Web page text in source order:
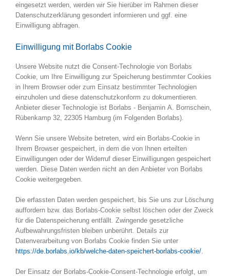
eingesetzt werden, werden wir Sie hierüber im Rahmen dieser
Datenschutzerklärung gesondert informieren und ggf. eine
Einwilligung abfragen.
Einwilligung mit Borlabs Cookie
Unsere Website nutzt die Consent-Technologie von Borlabs
Cookie, um Ihre Einwilligung zur Speicherung bestimmter Cookies
in Ihrem Browser oder zum Einsatz bestimmter Technologien
einzuholen und diese datenschutzkonform zu dokumentieren.
Anbieter dieser Technologie ist Borlabs - Benjamin A. Bornschein,
Rübenkamp 32, 22305 Hamburg (im Folgenden Borlabs).
Wenn Sie unsere Website betreten, wird ein Borlabs-Cookie in
Ihrem Browser gespeichert, in dem die von Ihnen erteilten
Einwilligungen oder der Widerruf dieser Einwilligungen gespeichert
werden. Diese Daten werden nicht an den Anbieter von Borlabs
Cookie weitergegeben.
Die erfassten Daten werden gespeichert, bis Sie uns zur Löschung
auffordern bzw. das Borlabs-Cookie selbst löschen oder der Zweck
für die Datenspeicherung entfällt. Zwingende gesetzliche
Aufbewahrungsfristen bleiben unberührt. Details zur
Datenverarbeitung von Borlabs Cookie finden Sie unter
https://de.borlabs.io/kb/welche-daten-speichert-borlabs-cookie/
Der Einsatz der Borlabs-Cookie-Consent-Technologie erfolgt, um